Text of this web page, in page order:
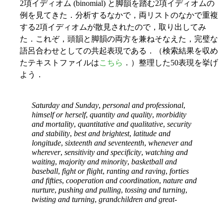
2項イディオム (binomial) と脚韻を踏む2項イディオムの
例を見てきた．分析するなかで，両リストのなかで重複
する2項イディオムが散見されたので，取り出してみ
た．これぞ，頭韻と脚韻の両方を兼ねそなえた，完璧な
語呂合わせとしての共起表現である．（検索結果を収め
たテキストファイルはこちら ．）整理した50表現を挙げ
よう．
Saturday and Sunday, personal and professional,
himself or herself, quantity and quality, morbidity
and mortality, quantitative and qualitative, security
and stability, best and brightest, latitude and
longitude, sixteenth and seventeenth, whenever and
wherever, sensitivity and specificity, watching and
waiting, majority and minority, basketball and
baseball, fight or flight, ranting and raving, forties
and fifties, cooperation and coordination, nature and
nurture, pushing and pulling, tossing and turning,
twisting and turning, grandchildren and great-